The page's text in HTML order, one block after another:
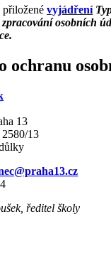
přiložené vyjádření
zpracování osobních
ochranu
13
2580/13
ředitel školy